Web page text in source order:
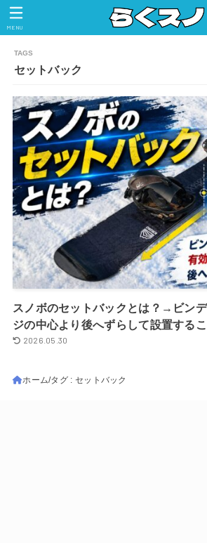
MENU
セットバック
スノボのセットバックとは？→ビン
ジの中心より後へずらして設置する
2026.05.30
ホーム タグ : セットバック